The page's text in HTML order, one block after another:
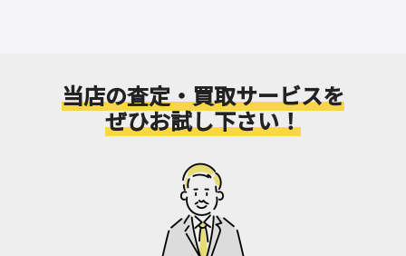
当店の査定・買取サービスを
ぜひお試し下さい！